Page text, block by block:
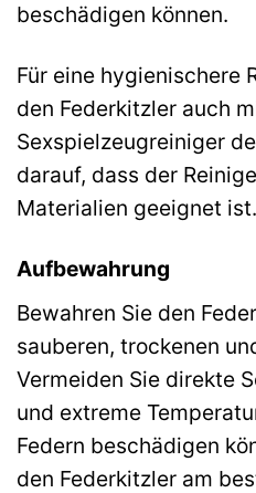
beschädigen können.
Für eine hygienischere
den Federkitzler auch
Sexspielzeugreiniger
darauf, dass der
Materialien geeignet ist.
Aufbewahrung
Bewahren Sie den
sauberen, trockenen
Vermeiden Sie direkte
und extreme
Federn beschädigen
den Federkitzler am